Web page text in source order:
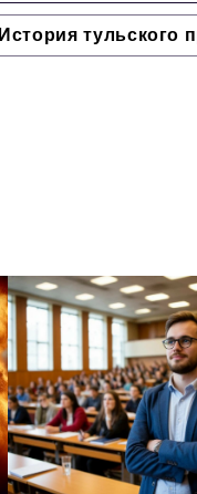
История тульского